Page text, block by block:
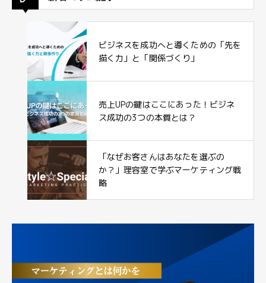
ビジネスを成功へと導くための「先を
描く力」と「関係づくり」
売上UPの鍵はここにあった！ビジネ
ス成功の3つの本質とは？
「なぜお客さんはあなたを選ぶの
か？」理容室で学ぶマーケティング戦
略